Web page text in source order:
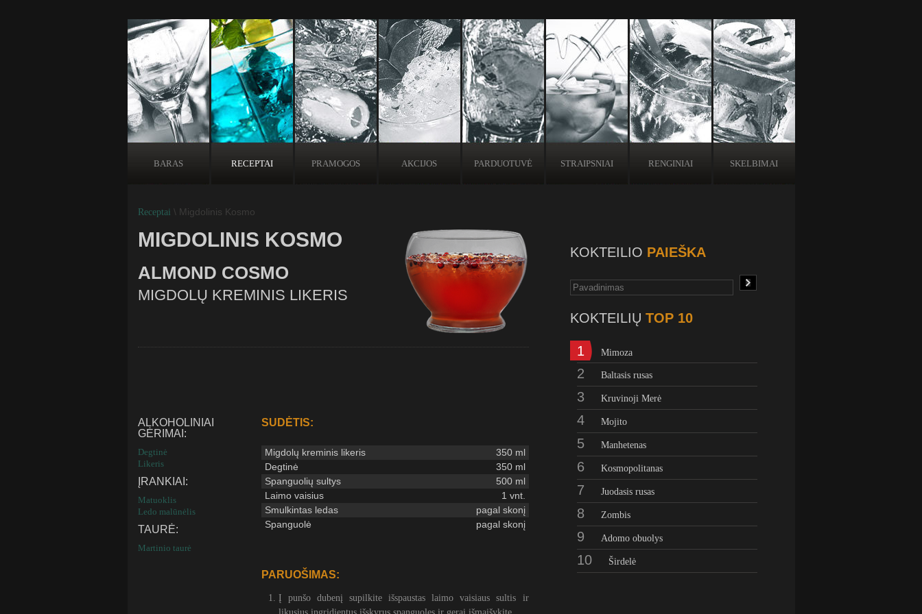
BARAS RECEPTAI PRAMOGOS AKCIJOS PARDUOTUVĖ STRAIPSNIAI RENGINIAI SKELBIMAI
Receptai \ Migdolinis Kosmo
MIGDOLINIS KOSMO
ALMOND COSMO
MIGDOLŲ KREMINIS LIKERIS
ALKOHOLINIAI
GĖRIMAI:
Degtinė
Likeris
ĮRANKIAI:
Matuoklis
Ledo malūnėlis
TAURĖ:
Martinio taurė
SUDĖTIS:
Migdolų kreminis likeris
350 ml
Degtinė
350 ml
Spanguolių sultys
500 ml
Laimo vaisius
1 vnt.
Smulkintas ledas
pagal skonį
Spanguolė
pagal skonį
PARUOŠIMAS:
Į punšo dubenį supilkite išspaustas laimo vaisiaus sultis ir
KOKTEILIO PAIEŠKA
KOKTEILIŲ TOP 10
1 Mimoza
2 Baltasis rusas
3 Kruvinoji Merė
4 Mojito
5 Manhetenas
6 Kosmopolitanas
7 Juodasis rusas
8 Zombis
9 Adomo obuolys
10 Širdelė